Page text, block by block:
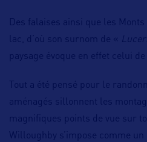
Des falaises ainsi que les
lac, d’où son surnom de «
paysage évoque en effet celui de
Tout a été pensé pour le
aménagés sillonnent les
magnifiques points de vue sur
Willoughby s’impose comme